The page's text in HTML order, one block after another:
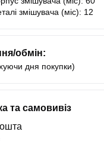
змішувача (міс): 12
обмін:
дня покупки)
та самовивіз